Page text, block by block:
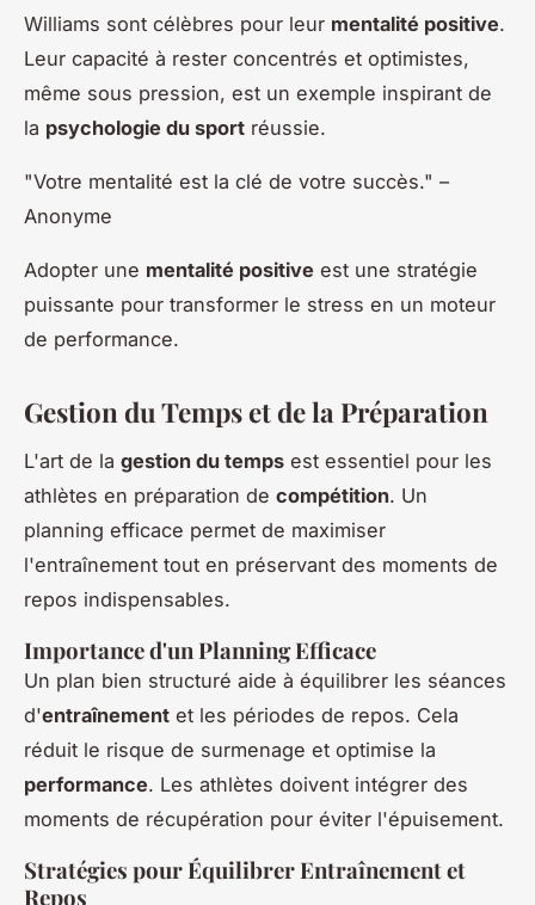
Williams sont célèbres pour leur mentalité positive.
Leur capacité à rester concentrés et optimistes,
même sous pression, est un exemple inspirant de
la psychologie du sport réussie.
"Votre mentalité est la clé de votre succès." –
Anonyme
Adopter une mentalité positive est une stratégie
puissante pour transformer le stress en un moteur
de performance.
Gestion du Temps et de la Préparation
L'art de la gestion du temps est essentiel pour les
athlètes en préparation de compétition. Un
planning efficace permet de maximiser
l'entraînement tout en préservant des moments de
repos indispensables.
Importance d'un Planning Efficace
Un plan bien structuré aide à équilibrer les séances
d'entraînement et les périodes de repos. Cela
réduit le risque de surmenage et optimise la
performance. Les athlètes doivent intégrer des
moments de récupération pour éviter l'épuisement.
Stratégies pour Équilibrer Entraînement et
Repos